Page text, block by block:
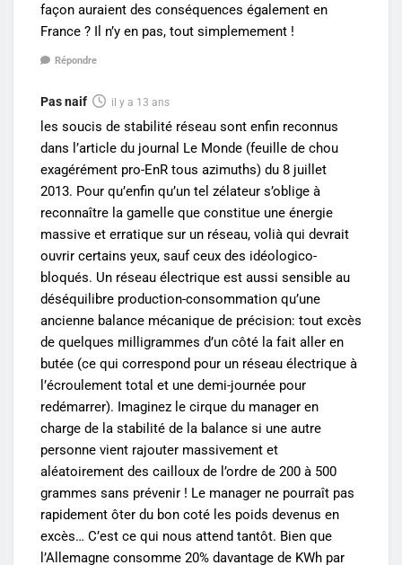
façon auraient des conséquences également en
France ? Il n’y en pas, tout simplemement !
Répondre
Pas naif il y a 13 ans
les soucis de stabilité réseau sont enfin reconnus
dans l’article du journal Le Monde (feuille de chou
exagérément pro-EnR tous azimuths) du 8 juillet
2013. Pour qu’enfin qu’un tel zélateur s’oblige à
reconnaître la gamelle que constitue une énergie
massive et erratique sur un réseau, volià qui devrait
ouvrir certains yeux, sauf ceux des idéologico-
bloqués. Un réseau électrique est aussi sensible au
déséquilibre production-consommation qu’une
ancienne balance mécanique de précision: tout excès
de quelques milligrammes d’un côté la fait aller en
butée (ce qui correspond pour un réseau électrique à
l’écroulement total et une demi-journée pour
redémarrer). Imaginez le cirque du manager en
charge de la stabilité de la balance si une autre
personne vient rajouter massivement et
aléatoirement des cailloux de l’ordre de 200 à 500
grammes sans prévenir ! Le manager ne pourraît pas
rapidement ôter du bon coté les poids devenus en
excès… C’est ce qui nous attend tantôt. Bien que
l’Allemagne consomme 20% davantage de KWh par